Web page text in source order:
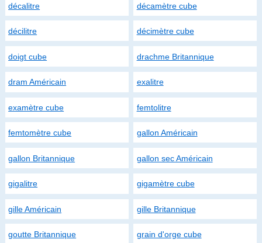
décalitre décamètre cube
décilitre décimètre cube
doigt cube drachme Britannique
dram Américain exalitre
examètre cube femtolitre
femtomètre cube gallon Américain
gallon Britannique gallon sec Américain
gigalitre gigamètre cube
gille Américain gille Britannique
goutte Britannique grain d'orge cube